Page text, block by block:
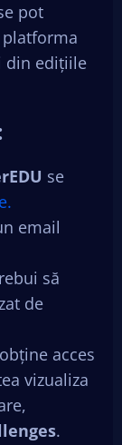
pot
platforma
din edițiile
se
email
să
de
acces
vizualiza
.